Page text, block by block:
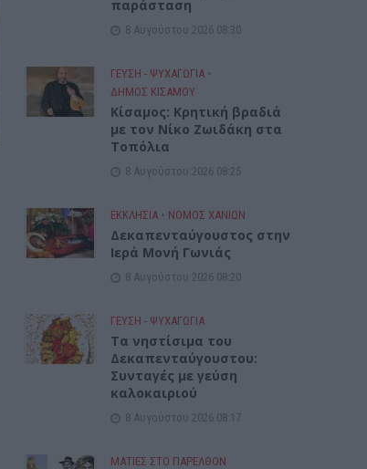
παράσταση
8 Αυγούστου 2026 08:30
ΓΕΎΣΗ - ΨΥΧΑΓΩΓΊΑ •
ΔΉΜΟΣ ΚΙΣΆΜΟΥ
Kίσαμος: Κρητική βραδιά
με τον Νίκο Ζωιδάκη στα
Τοπόλια
8 Αυγούστου 2026 08:25
ΕΚΚΛΗΣΙΑ • ΝΟΜΌΣ ΧΑΝΊΩΝ
Δεκαπενταύγουστος στην
Ιερά Μονή Γωνιάς
8 Αυγούστου 2026 08:20
ΓΕΎΣΗ - ΨΥΧΑΓΩΓΊΑ
Τα νηστίσιμα του
Δεκαπενταύγουστου:
Συνταγές με γεύση
καλοκαιριού
8 Αυγούστου 2026 08:17
ΜΑΤΙΕΣ ΣΤΟ ΠΑΡΕΛΘΟΝ